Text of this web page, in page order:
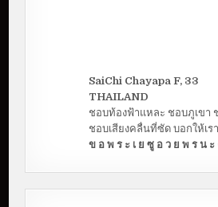
SaiChi Chayapa F, 33
THAILAND
ชอบท้องฟ้าแหละ ชอบภูเขา
ชอบเสียงคลื่นที่ซัด บอกให้เร
ข อ พ ร ะ เ ย ซู อ ว ย พ ร น ะ